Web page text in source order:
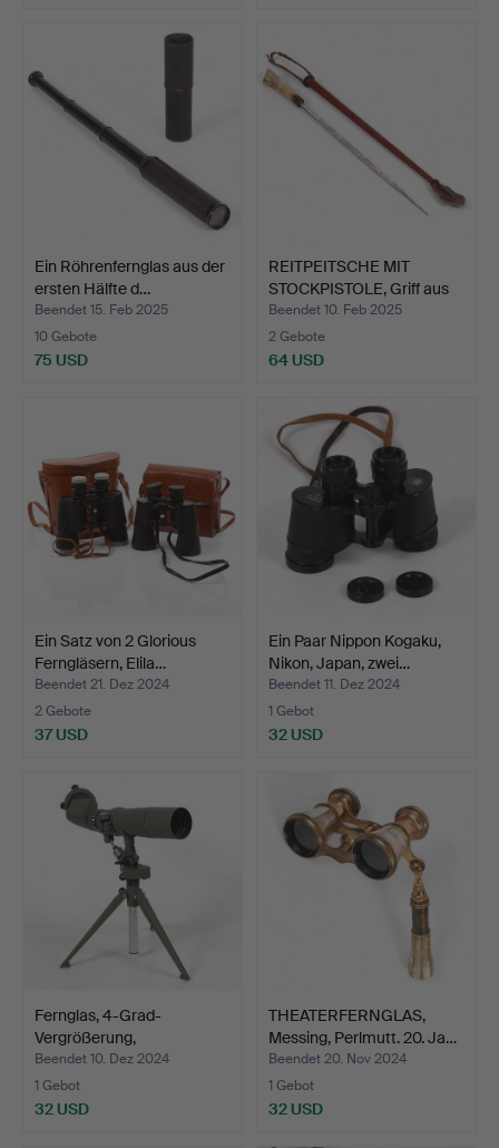
Ein Röhrenfernglas aus der
ersten Hälfte d…
Beendet 15. Feb 2025
10 Gebote
75 USD
REITPEITSCHE MIT
STOCKPISTOLE, Griff aus
K…
Beendet 10. Feb 2025
2 Gebote
64 USD
Ein Satz von 2 Glorious
Ferngläsern, Elila…
Beendet 21. Dez 2024
2 Gebote
37 USD
Ein Paar Nippon Kogaku,
Nikon, Japan, zwei…
Beendet 11. Dez 2024
1 Gebot
32 USD
Fernglas, 4-Grad-
Vergrößerung,
achromatisc…
Beendet 10. Dez 2024
1 Gebot
32 USD
THEATERFERNGLAS,
Messing, Perlmutt. 20. Ja…
Beendet 20. Nov 2024
1 Gebot
32 USD